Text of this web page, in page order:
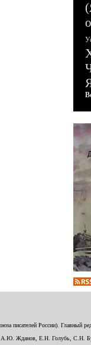
писателей России). Главный
А.Ю. Жданов, Е.Н. Голубь, С.Н.